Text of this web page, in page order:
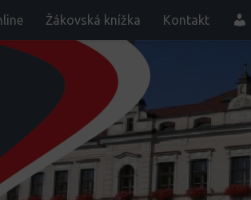
Žákovská knížka Kontakt